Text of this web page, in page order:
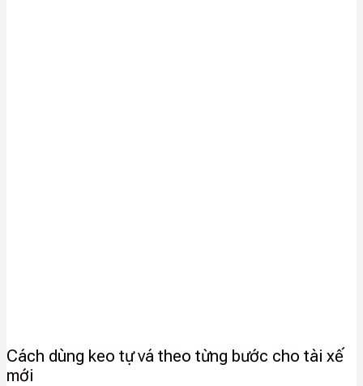
Cách dùng keo tự vá theo từng bước cho tài xế
mới